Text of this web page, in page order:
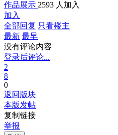
作品展示 2593 人加入
加入
全部回复 只看楼主
最新 最早
没有评论内容
登录后评论...
2
8
0
返回版块
本版发帖
复制链接
举报